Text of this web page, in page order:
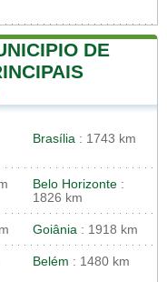
DE
Brasília : 1743 km
Belo Horizonte :
1826 km
Goiânia : 1918 km
Belém : 1480 km